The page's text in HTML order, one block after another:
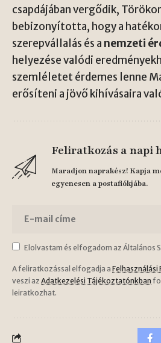
csapdájában vergődik,
bebizonyította, hogy a
szerepvállalás és a nemzeti
helyezése valódi
szemléletet érdemes lenne
erősíteni a jövő kihívásaira
Feliratkozás a napi
Maradjon naprakész! Kapja
egyenesen a postafiókjába.
Elolvastam és elfogadom az Általános
A feliratkozással elfogadja a
veszi az Adatkezelési Tájékoztatónkban
leiratkozhat.